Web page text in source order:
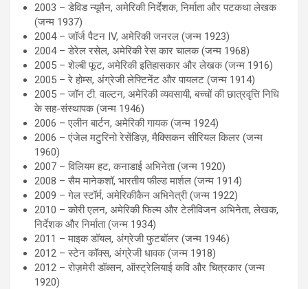
2003 – डेविड न्यूमैन, अमेरिकी निर्देशक, निर्माता और पटकथा लेखक
(जन्म 1937)
2004 – जॉर्ज पैटन IV, अमेरिकी जनरल (जन्म 1923)
2004 – डेरेल रसेल, अमेरिकी रेस कार चालक (जन्म 1968)
2005 – शेल्बी फूट, अमेरिकी इतिहासकार और लेखक (जन्म 1916)
2005 – रे होम्स, अंग्रेजी लेफ्टिनेंट और पायलट (जन्म 1914)
2005 – जॉन टी. वाल्टन, अमेरिकी व्यवसायी, बच्चों की छात्रवृत्ति निधि
के सह-संस्थापक (जन्म 1946)
2006 – एलीन बार्टन, अमेरिकी गायक (जन्म 1924)
2006 – एंजेल मटुरिनो रेसेंडिज़, मैक्सिकन सीरियल किलर (जन्म
1960)
2007 – विलियम हट, कनाडाई अभिनेता (जन्म 1920)
2008 – सैम मानेकशॉ, भारतीय फील्ड मार्शल (जन्म 1914)
2009 – गेल स्टॉर्म, अमेरिकीकैन अभिनेत्री (जन्म 1922)
2010 – कोरी एलन, अमेरिकी फिल्म और टेलीविजन अभिनेता, लेखक,
निर्देशक और निर्माता (जन्म 1934)
2011 – माइक डॉयल, अंग्रेजी फुटबॉलर (जन्म 1946)
2012 – स्टेन कॉक्स, अंग्रेजी धावक (जन्म 1918)
2012 – रोज़मेरी डॉब्सन, ऑस्ट्रेलियाई कवि और चित्रकार (जन्म
1920)